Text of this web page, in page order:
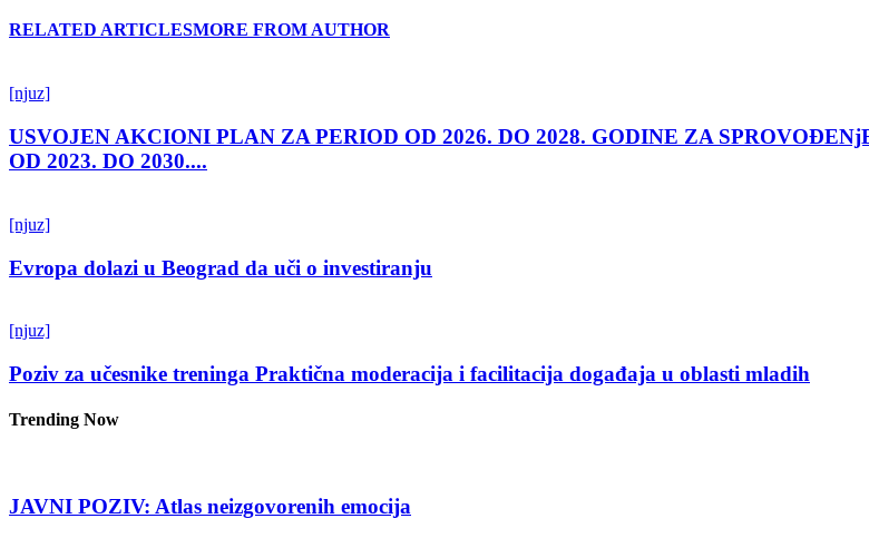
RELATED ARTICLESMORE FROM AUTHOR
[njuz]
USVOJEN AKCIONI PLAN ZA PERIOD OD 2026. DO 2028. GODINE ZA
OD 2023. DO 2030....
[njuz]
Evropa dolazi u Beograd da uči o investiranju
[njuz]
Poziv za učesnike treninga Praktična moderacija i facilitacija događaja u oblasti mladih
Trending Now
JAVNI POZIV: Atlas neizgovorenih emocija